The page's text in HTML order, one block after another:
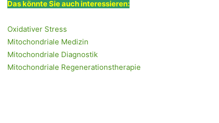
Das könnte Sie auch interessieren:
Oxidativer Stress
Mitochondriale Medizin
Mitochondriale Diagnostik
Mitochondriale Regenerationstherapie